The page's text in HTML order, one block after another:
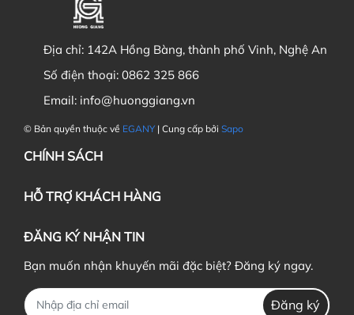
Địa chỉ: 142A Hồng Bàng, thành phố Vinh, Nghệ An
Số điện thoại: 0862 325 866
Email: info@huonggiang.vn
© Bản quyền thuộc về EGANY | Cung cấp bởi Sapo
CHÍNH SÁCH
HỖ TRỢ KHÁCH HÀNG
ĐĂNG KÝ NHẬN TIN
Bạn muốn nhận khuyến mãi đặc biệt? Đăng ký ngay.
Đăng ký